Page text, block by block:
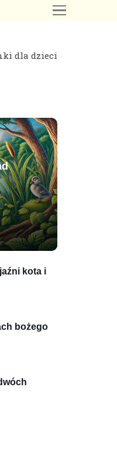
dla dzieci
kota i
bożego